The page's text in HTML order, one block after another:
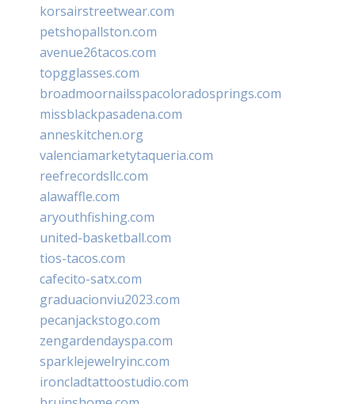
korsairstreetwear.com
petshopallston.com
avenue26tacos.com
topgglasses.com
broadmoornailsspacoloradosprings.com
missblackpasadena.com
anneskitchen.org
valenciamarketytaqueria.com
reefrecordsllc.com
alawaffle.com
aryouthfishing.com
united-basketball.com
tios-tacos.com
cafecito-satx.com
graduacionviu2023.com
pecanjackstogo.com
zengardendayspa.com
sparklejewelryinc.com
ironcladtattoostudio.com